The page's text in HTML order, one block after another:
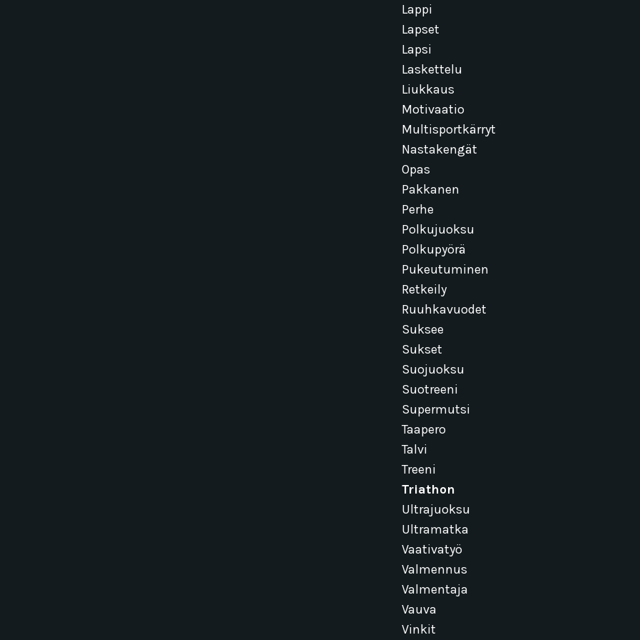
Lappi
Lapset
Lapsi
Laskettelu
Liukkaus
Motivaatio
Multisportkärryt
Nastakengät
Opas
Pakkanen
Perhe
Polkujuoksu
Polkupyörä
Pukeutuminen
Retkeily
Ruuhkavuodet
Suksee
Sukset
Suojuoksu
Suotreeni
Supermutsi
Taapero
Talvi
Treeni
Triathon
Ultrajuoksu
Ultramatka
Vaativatyö
Valmennus
Valmentaja
Vauva
Vinkit